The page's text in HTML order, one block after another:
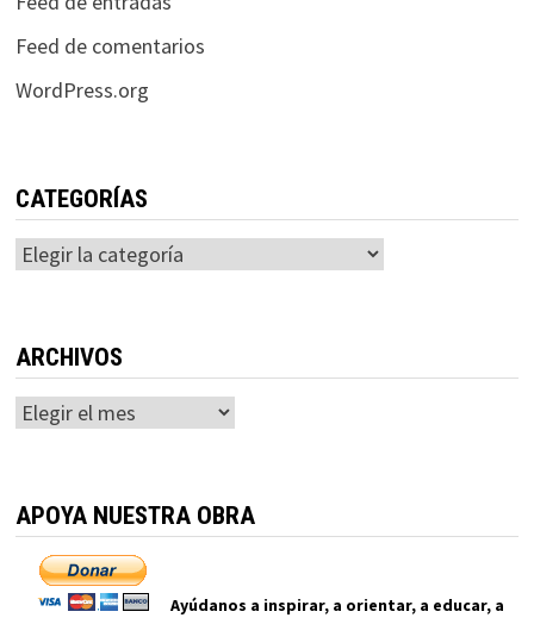
Feed de comentarios
WordPress.org
CATEGORÍAS
Categorías
ARCHIVOS
Archivos
APOYA NUESTRA OBRA
Ayúdanos a inspirar, a orientar, a educar, a